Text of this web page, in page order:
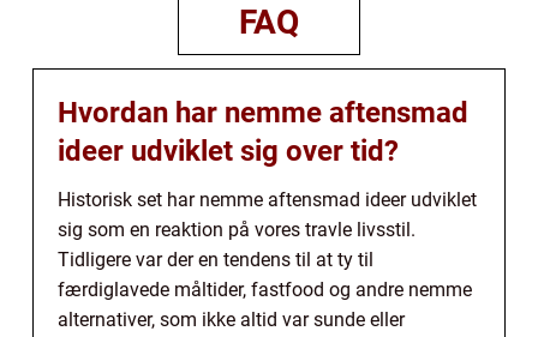
FAQ
Hvordan har nemme aftensmad
ideer udviklet sig over tid?
Historisk set har nemme aftensmad ideer udviklet
sig som en reaktion på vores travle livsstil.
Tidligere var der en tendens til at ty til
færdiglavede måltider, fastfood og andre nemme
alternativer, som ikke altid var sunde eller